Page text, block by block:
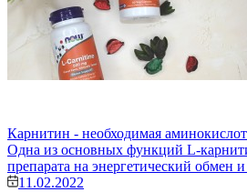
Карнитин - необходимая
Одна из основных функций L-
препарата на энергетический обмен
11.02.2022